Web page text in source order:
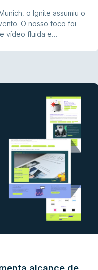
o Ignite assumiu o
O nosso foco foi
vídeo fluida e
alcance de